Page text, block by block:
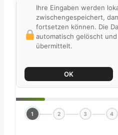
Ihre Eingaben werden
zwischengespeichert,
fortsetzen können. Die
automatisch gelöscht
übermittelt.
OK
1 2 3 4